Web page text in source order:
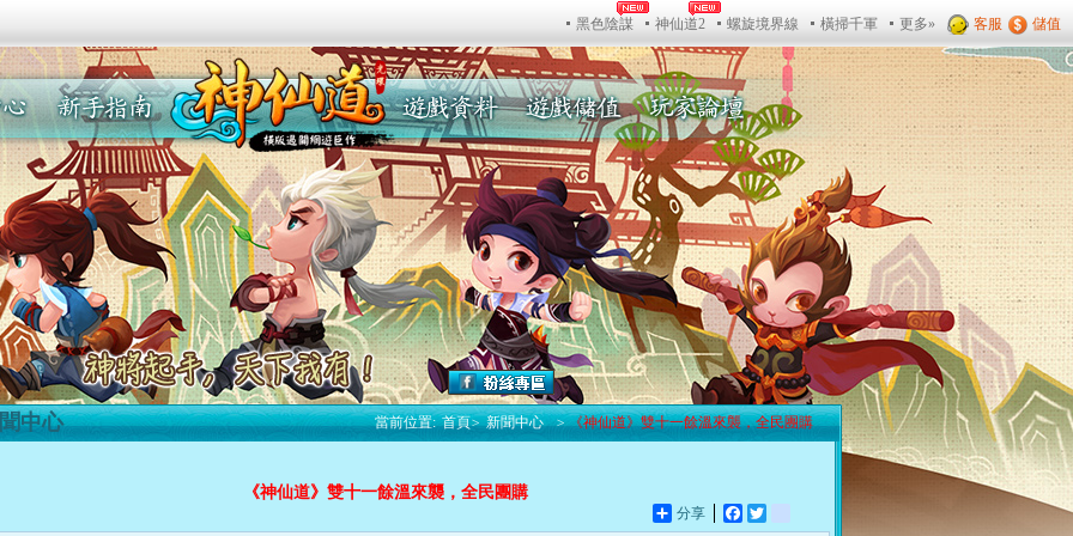
中心
當前位置: 首頁> 新聞中心 > 《神仙道》雙十一餘溫來襲，全民團購
分享 Facebook
《神仙道》雙十一餘溫來襲，全民團購